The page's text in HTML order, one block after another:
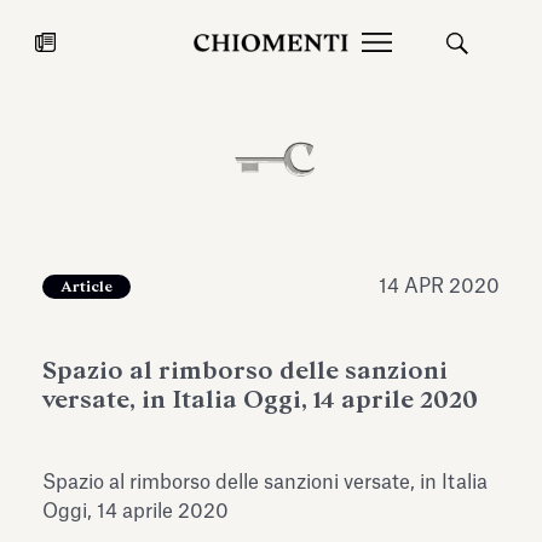
27 LUG 2026
Fondazione Torlonia inaugura la
mostra Marmora Romana
Chiomenti
Article 14 APR 2020
Spazio al rimborso delle sanzioni
versate, in Italia Oggi, 14 aprile 2020
Spazio al rimborso delle sanzioni versate, in Italia
Oggi, 14 aprile 2020